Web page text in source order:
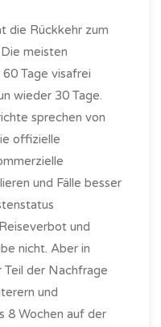
die Rückkehr zum
meisten
Tage visafrei
wieder 30 Tage.
sprechen von
offizielle
und Fälle besser
und
nicht. Aber in
der Nachfrage
und
8 Wochen auf der